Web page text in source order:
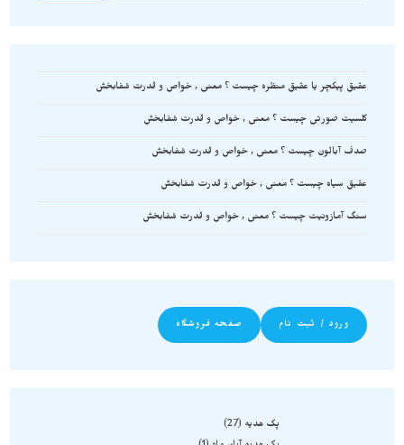
عقیق پیکچر یا عقیق منظره چیست ؟ معنی , خواص و قدرت شفابخش
کلسیت صورتی چیست ؟ معنی , خواص و قدرت شفابخش
صدف آبالون چیست ؟ معنی , خواص و قدرت شفابخش
عقیق سیاه چیست ؟ معنی , خواص و قدرت شفابخش
سنگ آمازونیت چیست ؟ معنی , خواص و قدرت شفابخش
ورود / ثبت نام صفحه فروشگاه
پک هدیه
27